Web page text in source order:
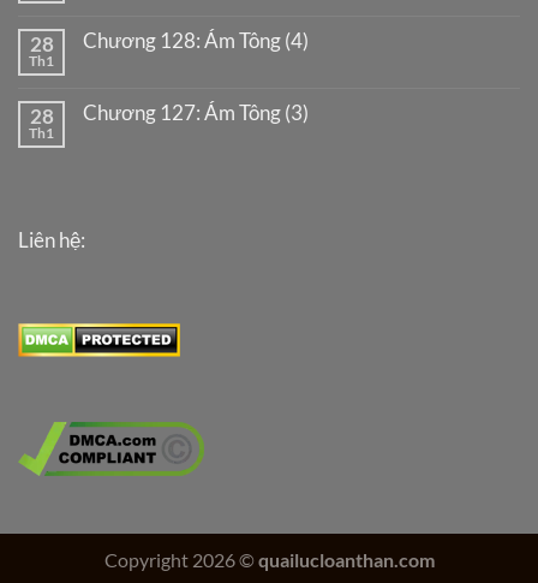
28
Th1
Chương 128: Ám Tông (4)
28
Th1
Chương 127: Ám Tông (3)
Liên hệ:
Copyright 2026 ©quailucloanthan.com